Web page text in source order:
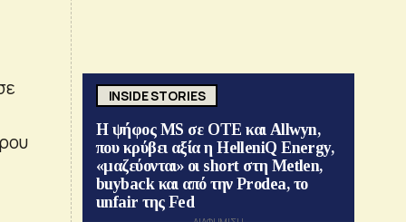
INSIDE STORIES
Η ψήφος MS σε ΟΤΕ και Allwyn,
που κρύβει αξία η HelleniQ Energy,
«μαζεύονται» οι short στη Metlen,
buyback και από την Prodea, το
unfair της Fed